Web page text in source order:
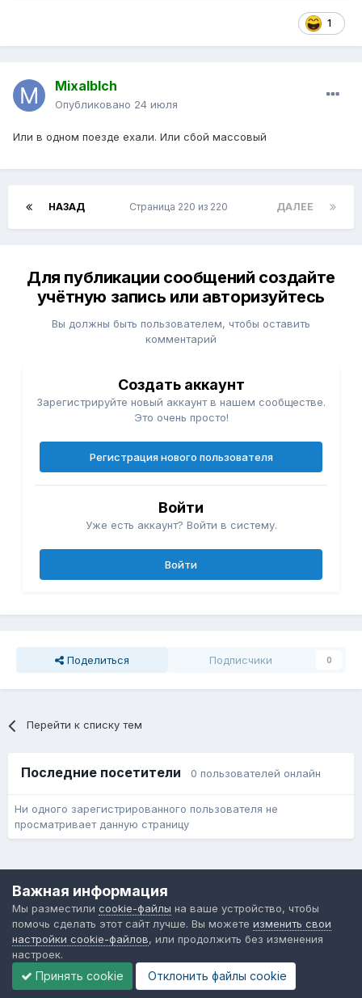
1
Mixalblch
Опубликовано 24 июля
Или в одном поезде ехали. Или сбой массовый
НАЗАД ДАЛЕЕ
Страница 220 из 220
Для публикации сообщений создайте
учётную запись или авторизуйтесь
Вы должны быть пользователем, чтобы оставить
комментарий
Создать аккаунт
Зарегистрируйте новый аккаунт в нашем сообществе.
Это очень просто!
Регистрация нового пользователя
Войти
Уже есть аккаунт? Войти в систему.
Войти
Поделиться Подписчики 0
Перейти к списку тем
Последние посетители 0 пользователей онлайн
Ни одного зарегистрированного пользователя не
просматривает данную страницу
Форум общественного транспорта
Powered by Invision Community
Важная информация
Мы разместили cookie-файлы на ваше устройство, чтобы
помочь сделать этот сайт лучше. Вы можете изменить свои
настройки cookie-файлов, или продолжить без изменения
настроек.
Принять cookie Отклонить файлы сookie